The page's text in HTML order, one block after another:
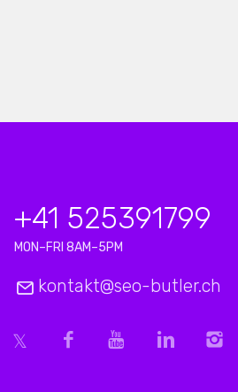
+41 525391799
MON–FRI 8AM–5PM
kontakt@seo-butler.ch